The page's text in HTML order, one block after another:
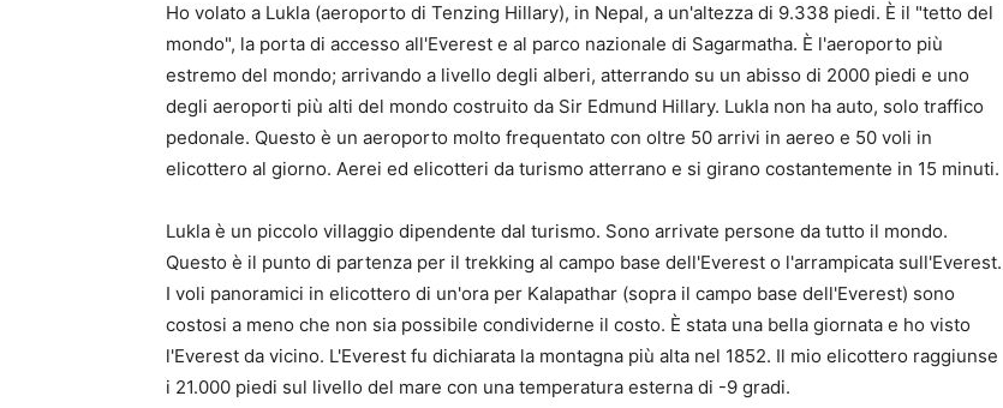
Ho volato a Lukla (aeroporto di Tenzing Hillary), in Nepal, a un'altezza di 9.338 piedi. È il "tetto del
mondo", la porta di accesso all'Everest e al parco nazionale di Sagarmatha. È l'aeroporto più
estremo del mondo; arrivando a livello degli alberi, atterrando su un abisso di 2000 piedi e uno
degli aeroporti più alti del mondo costruito da Sir Edmund Hillary. Lukla non ha auto, solo traffico
pedonale. Questo è un aeroporto molto frequentato con oltre 50 arrivi in ​​aereo e 50 voli in
elicottero al giorno. Aerei ed elicotteri da turismo atterrano e si girano costantemente in 15 minuti.
Lukla è un piccolo villaggio dipendente dal turismo. Sono arrivate persone da tutto il mondo.
Questo è il punto di partenza per il trekking al campo base dell'Everest o l'arrampicata sull'Everest.
I voli panoramici in elicottero di un'ora per Kalapathar (sopra il campo base dell'Everest) sono
costosi a meno che non sia possibile condividerne il costo. È stata una bella giornata e ho visto
l'Everest da vicino. L'Everest fu dichiarata la montagna più alta nel 1852. Il mio elicottero raggiunse
i 21.000 piedi sul livello del mare con una temperatura esterna di -9 gradi.